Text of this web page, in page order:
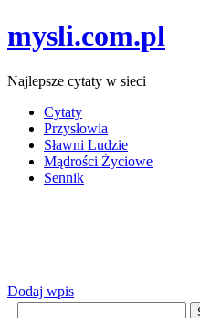
mysli.com.pl
Najlepsze cytaty w sieci
Cytaty
Przysłowia
Sławni Ludzie
Mądrości Życiowe
Sennik
Dodaj wpis